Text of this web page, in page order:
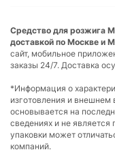
Средство для розжига
доставкой по Москве и
сайт, мобильное
заказы 24/7. Доставка
*Информация о
изготовления и внешнем
основывается на
сведениях и не является
упаковки может
компаний.